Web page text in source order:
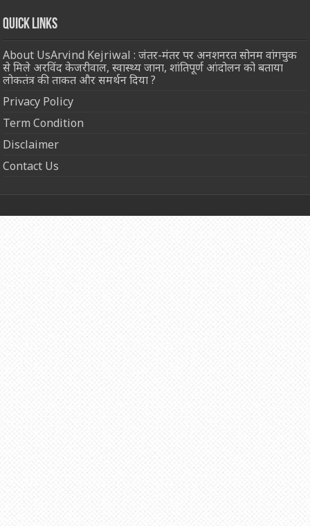
Quick Links
About UsArvind Kejriwal : जंतर-मंतर पर अनशनरत सोनम वांगचुक
से मिले अरविंद केजरीवाल, स्वास्थ्य जाना, शांतिपूर्ण आंदोलन को बताया
लोकतंत्र की ताकत और समर्थन दिया ?
Privacy Policy
Term Condition
Disclaimer
Contact Us